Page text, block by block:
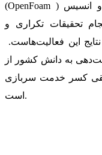
(OpenFoam ) و انسیس ( Ansys ) در قالب بسته‌ و فیلم های
تحقیقات تکراری و
این فعالیت‌هاست.
به دانش کشور از
کسر خدمت سربازی
است.